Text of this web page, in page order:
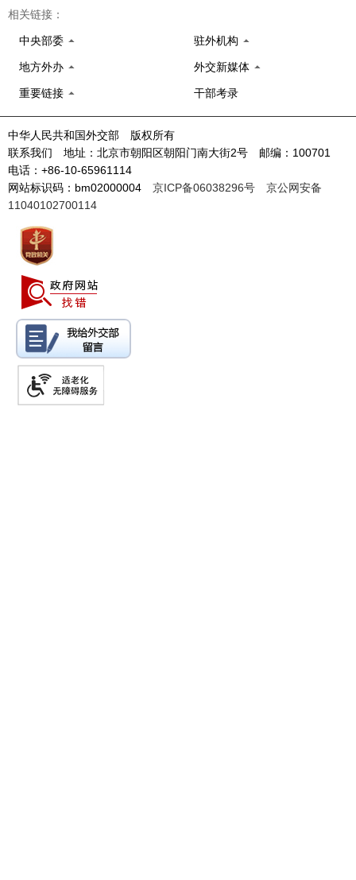
相关链接：
中央部委 驻外机构
地方外办 外交新媒体
重要链接 干部考录
中华人民共和国外交部 版权所有
联系我们 地址：北京市朝阳区朝阳门南大街2号 邮编：100701
电话：+86-10-65961114
网站标识码：bm02000004 京ICP备06038296号
京公网安备
11040102700114